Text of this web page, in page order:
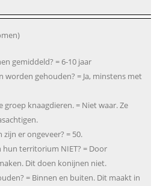
gemiddeld? = 6-10 jaar
worden gehouden? = Ja, minstens met
groep knaagdieren. = Niet waar. Ze
er ongeveer? = 50.
territorium NIET? = Door
Dit doen konijnen niet.
= Binnen en buiten. Dit maakt in